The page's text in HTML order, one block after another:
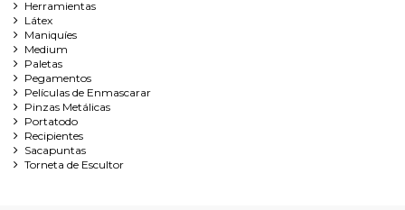
Herramientas
Látex
Maniquíes
Medium
Paletas
Pegamentos
Películas de Enmascarar
Pinzas Metálicas
Portatodo
Recipientes
Sacapuntas
Torneta de Escultor